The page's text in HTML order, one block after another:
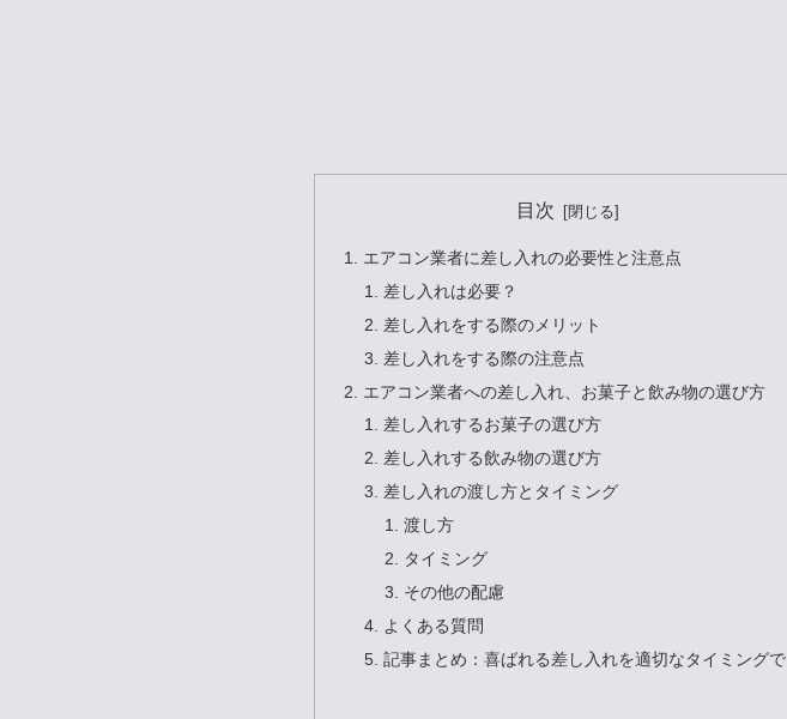
目次
エアコン業者に差し入れの必要性と注意点
差し入れは必要？
差し入れをする際のメリット
差し入れをする際の注意点
エアコン業者への差し入れ、お菓子と飲み物の選び方
差し入れするお菓子の選び方
差し入れする飲み物の選び方
差し入れの渡し方とタイミング
渡し方
タイミング
その他の配慮
よくある質問
記事まとめ：喜ばれる差し入れを適切なタイミングで